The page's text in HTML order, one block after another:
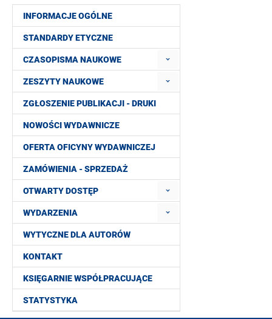
INFORMACJE OGÓLNE
STANDARDY ETYCZNE
CZASOPISMA NAUKOWE
ZESZYTY NAUKOWE
ZGŁOSZENIE PUBLIKACJI - DRUKI
NOWOŚCI WYDAWNICZE
OFERTA OFICYNY WYDAWNICZEJ
ZAMÓWIENIA - SPRZEDAŻ
OTWARTY DOSTĘP
WYDARZENIA
WYTYCZNE DLA AUTORÓW
KONTAKT
KSIĘGARNIE WSPÓŁPRACUJĄCE
STATYSTYKA